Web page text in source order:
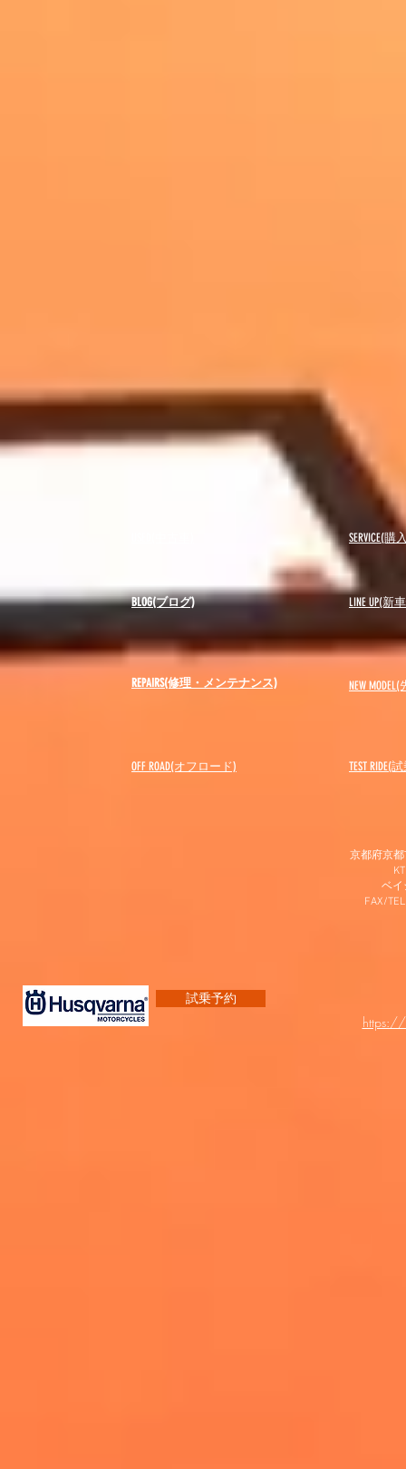
BLOG(ブログ)
SERVICE(
LINE UP(新
REPAIRS(修理・メンテナンス) NEW MODEL(
OFF ROAD(オフロード) ​TEST RIDE(
京都府京
ベイ
FAX/
試乗予約
https://